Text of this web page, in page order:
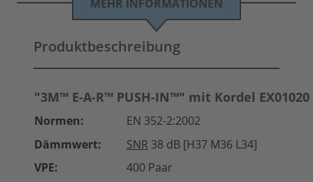
MEHR INFORMATIONEN
Produktbeschreibung
"3M™ E-A-R™ PUSH-IN™" mit Kordel EX01020
Normen:
EN 352-2:2002
Dämmwert:
SNR 38 dB [H37 M36 L34]
VPE:
400 Paar